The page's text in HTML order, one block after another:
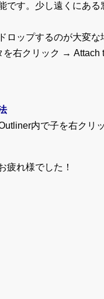
す。少し遠くにある
ップするのが大変な
右クリック → Attach
内で子を右クリ
疲れ様でした！